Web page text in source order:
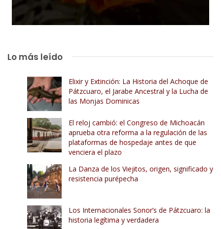
Lo más leído
Elixir y Extinción: La Historia del Achoque de
Pátzcuaro, el Jarabe Ancestral y la Lucha de
las Monjas Dominicas
El reloj cambió: el Congreso de Michoacán
aprueba otra reforma a la regulación de las
plataformas de hospedaje antes de que
venciera el plazo
La Danza de los Viejitos, origen, significado y
resistencia purépecha
Los Internacionales Sonor’s de Pátzcuaro: la
historia legítima y verdadera